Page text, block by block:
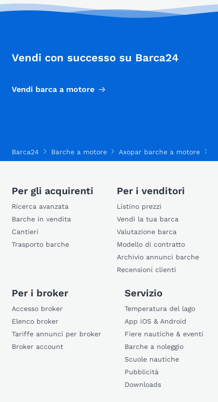
Vendi con successo su Barca24
Vendi barca a motore
Barca24 Barche a motore Axopar barche a motore
Per gli acquirenti
Ricerca avanzata
Barche in vendita
Cantieri
Trasporto barche
Per i venditori
Listino prezzi
Vendi la tua barca
Valutazione barca
Modello di contratto
Archivio annunci barche
Recensioni clienti
Per i broker
Accesso broker
Elenco broker
Tariffe annunci per broker
Broker account
Servizio
Temperatura del lago
App iOS & Android
Fiere nautiche & eventi
Barche a noleggio
Scuole nautiche
Pubblicità
Downloads